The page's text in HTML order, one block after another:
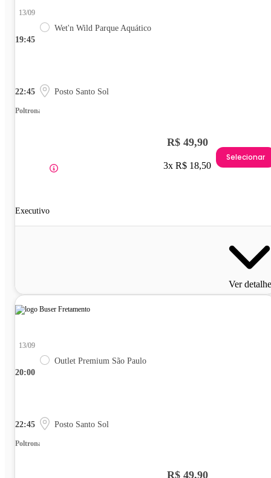
19:45
13/09
Wet'n Wild Parque Aquático
22:45 Posto Santo Sol
Poltrona
Executivo
R$ 49,90
3x R$ 18,50
Selecionar
Ver
20:00
13/09
Outlet Premium São Paulo
22:45 Posto Santo Sol
Poltrona
R$ 49,90